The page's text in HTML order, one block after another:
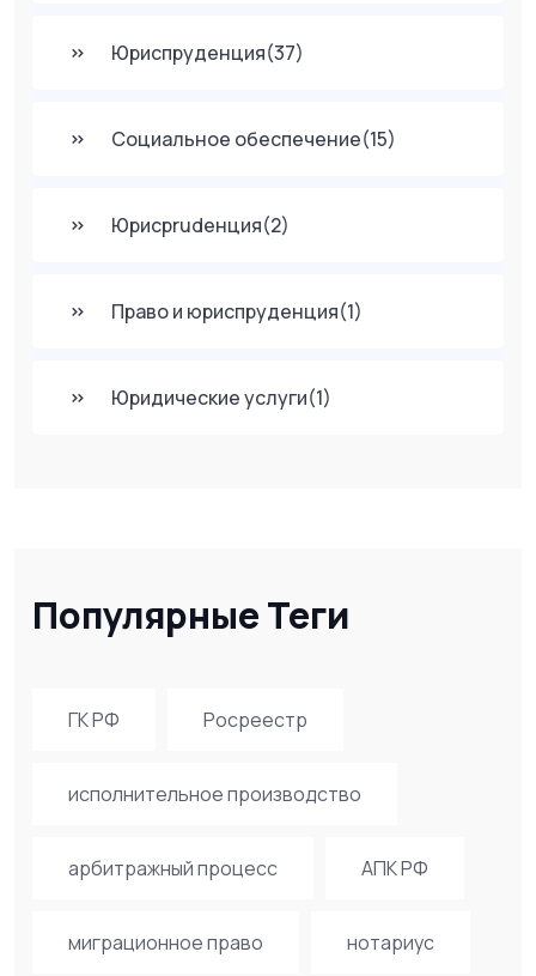
Юриспруденция(37)
Социальное обеспечение(15)
Юрисprudенция(2)
Право и юриспруденция(1)
Юридические услуги(1)
Популярные Теги
ГК РФ Росреестр
исполнительное производство
арбитражный процесс АПК РФ
миграционное право нотариус